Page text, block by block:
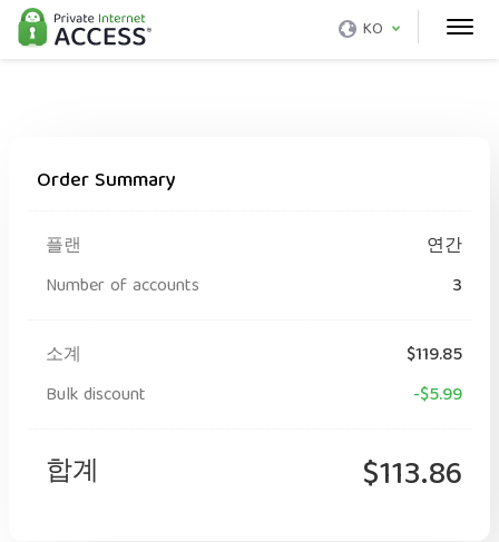
KO
Order Summary
플랜
연간
Number of accounts
3
소계
$119.85
Bulk discount
-$5.99
합계 $113.86